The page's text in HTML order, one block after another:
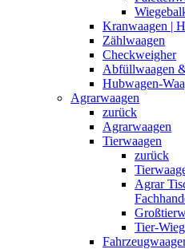
Kranwaagen |
Zählwaagen
Checkweigher
Abfüllwaagen
Hubwagen-
Agrarwaagen
zurück
Agrarwaagen
Tierwaagen
zurück
Agrar
Tier-